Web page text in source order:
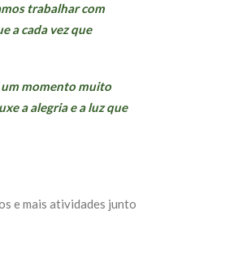
trabalhar com
a cada vez que
momento muito
a alegria e a luz que
e mais atividades junto